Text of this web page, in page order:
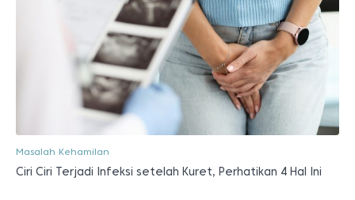
Masalah Kehamilan
Ciri Ciri Terjadi Infeksi setelah Kuret, Perhatikan 4 Hal Ini